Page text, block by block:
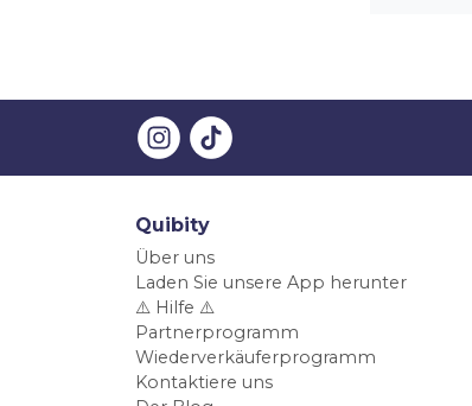
Quibity
Über uns
Laden Sie unsere App herunter
⚠️ Hilfe ⚠️
Partnerprogramm
Wiederverkäuferprogramm
Kontaktiere uns